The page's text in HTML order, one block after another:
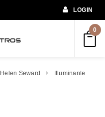
LOGIN
0
Helen Seward Illuminante